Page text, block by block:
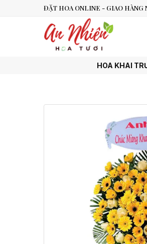
ĐẶT HOA ONLINE - GIAO HÀNG
HOA KHAI